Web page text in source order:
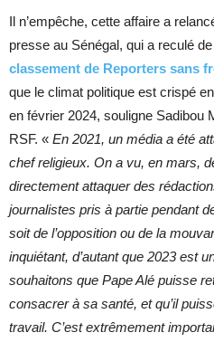
Il n’empêche, cette affaire a
presse au Sénégal, qui a reculé
classement de Reporters sans
que le climat politique est crispé
en février 2024, souligne Sadibou
RSF. « En 2021, un média a été
chef religieux. On a vu, en mars,
directement attaquer des
journalistes pris à partie pendant
soit de l’opposition ou de la
inquiétant, d’autant que 2023 est
souhaitons que Pape Alé puisse
consacrer à sa santé, et qu’il
travail. C’est extrêmement